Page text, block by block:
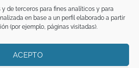
de terceros para fines analíticos y para
en base a un perfil elaborado a partir
(por ejemplo, páginas visitadas).
ACEPTO